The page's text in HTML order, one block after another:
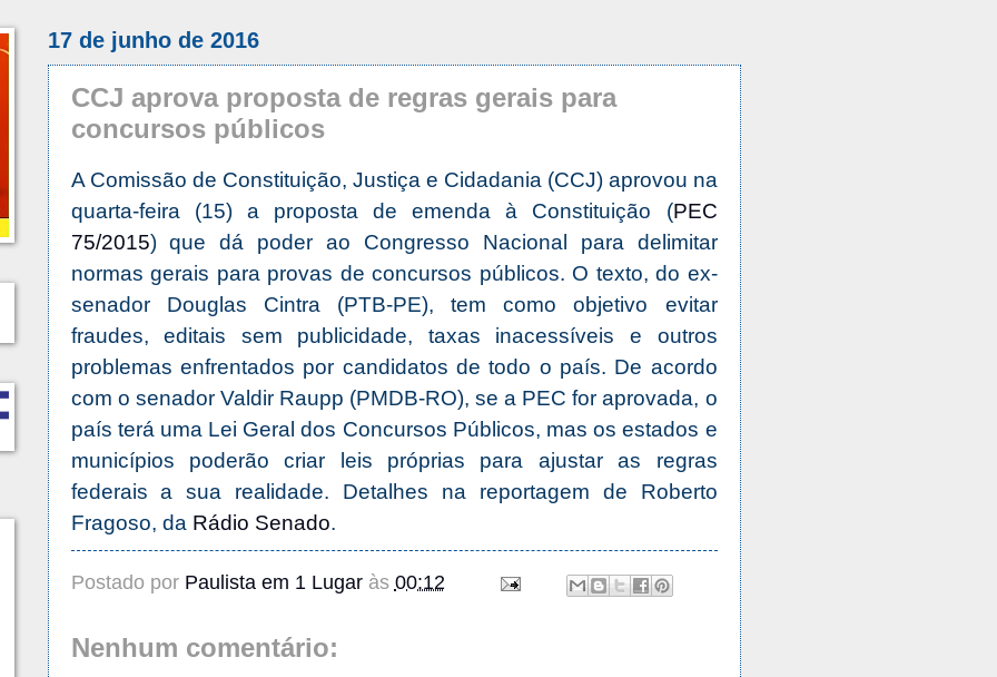
17 de junho de 2016
CCJ aprova proposta de regras gerais para
concursos públicos
A Comissão de Constituição, Justiça e Cidadania (CCJ) aprovou na
quarta-feira (15) a proposta de emenda à Constituição (PEC
75/2015) que dá poder ao Congresso Nacional para delimitar
normas gerais para provas de concursos públicos. O texto, do ex-
senador Douglas Cintra (PTB-PE), tem como objetivo evitar
fraudes, editais sem publicidade, taxas inacessíveis e outros
problemas enfrentados por candidatos de todo o país. De acordo
com o senador Valdir Raupp (PMDB-RO), se a PEC for aprovada, o
país terá uma Lei Geral dos Concursos Públicos, mas os estados e
municípios poderão criar leis próprias para ajustar as regras
federais a sua realidade. Detalhes na reportagem de Roberto
Fragoso, da Rádio Senado.
Postado por Paulista em 1 Lugar às 00:12
Nenhum comentário: